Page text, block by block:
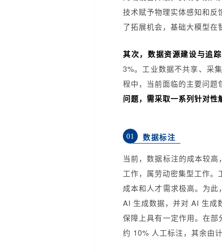
技术赋予物理实体感知和反
了拓展机会，基础大模型
其次，数据资源建设与追
3%。工业数据不共享、采
程中，当前面临的主要问题
问题，需采取一系列针对性
01 数据标注
当前，数据标注的成本较
工作，属劳动密集型工作
成本和人才需求极高。为
AI 生成数据，并对 AI 生成
保障上具有一定作用。在
约 10% 人工标注，其余由